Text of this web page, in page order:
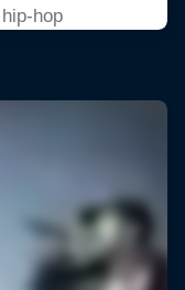
hop